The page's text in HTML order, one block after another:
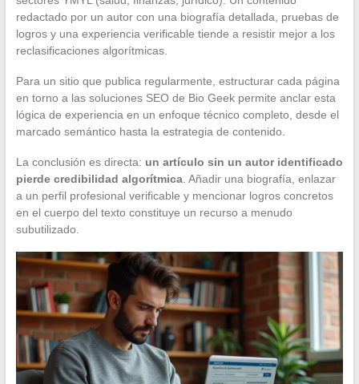
redactado por un autor con una biografía detallada, pruebas de
logros y una experiencia verificable tiende a resistir mejor a los
reclasificaciones algorítmicas.
Para un sitio que publica regularmente, estructurar cada página
en torno a las soluciones SEO de Bio Geek permite anclar esta
lógica de experiencia en un enfoque técnico completo, desde el
marcado semántico hasta la estrategia de contenido.
La conclusión es directa: un artículo sin un autor identificado
pierde credibilidad algorítmica. Añadir una biografía, enlazar
a un perfil profesional verificable y mencionar logros concretos
en el cuerpo del texto constituye un recurso a menudo
subutilizado.